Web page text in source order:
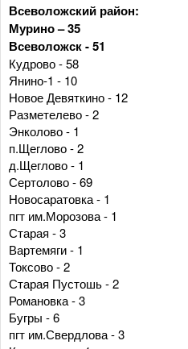
Всеволожский район:
Мурино – 35
Всеволожск - 51
Кудрово - 58
Янино-1 - 10
Новое Девяткино - 12
Разметелево - 2
Энколово - 1
п.Щеглово - 2
д.Щеглово - 1
Сертолово - 69
Новосаратовка - 1
пгт им.Морозова - 1
Старая - 3
Вартемяги - 1
Токсово - 2
Старая Пустошь - 2
Романовка - 3
Бугры - 6
пгт им.Свердлова - 3